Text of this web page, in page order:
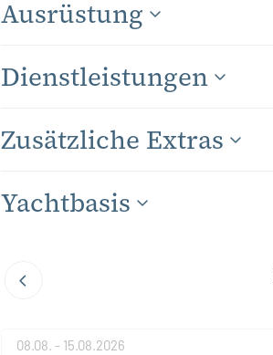
Ausrüstung
Dienstleistungen
Zusätzliche Extras
Yachtbasis
08.08. - 15.08.2026